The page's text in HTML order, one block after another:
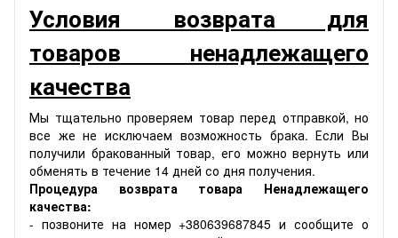
Условия возврата для
товаров ненадлежащего
качества
Мы тщательно проверяем товар перед отправкой, но
все же не исключаем возможность брака. Если Вы
получили бракованный товар, его можно вернуть или
обменять в течение 14 дней со дня получения.
Процедура возврата товара Ненадлежащего
качества:
- позвоните на номер +380639687845 и сообщите о